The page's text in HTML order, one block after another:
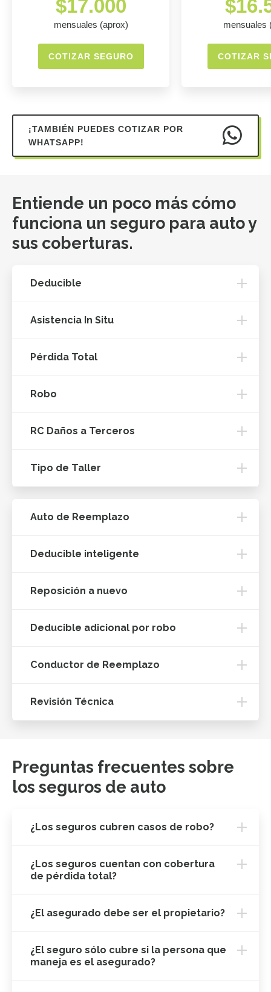
$17.000
mensuales (aprox)
COTIZAR SEGURO
mensuales
COTIZAR
¡TAMBIÉN PUEDES COTIZAR POR
WHATSAPP!
Entiende un poco más cómo
funciona un seguro para auto y
sus coberturas.
Deducible
Asistencia In Situ
Pérdida Total
Robo
RC Daños a Terceros
Tipo de Taller
Auto de Reemplazo
Deducible inteligente
Reposición a nuevo
Deducible adicional por robo
Conductor de Reemplazo
Revisión Técnica
Preguntas frecuentes sobre
los seguros de auto
¿Los seguros cubren casos de robo?
¿Los seguros cuentan con cobertura
de pérdida total?
¿El asegurado debe ser el propietario?
¿El seguro sólo cubre si la persona que
maneja es el asegurado?